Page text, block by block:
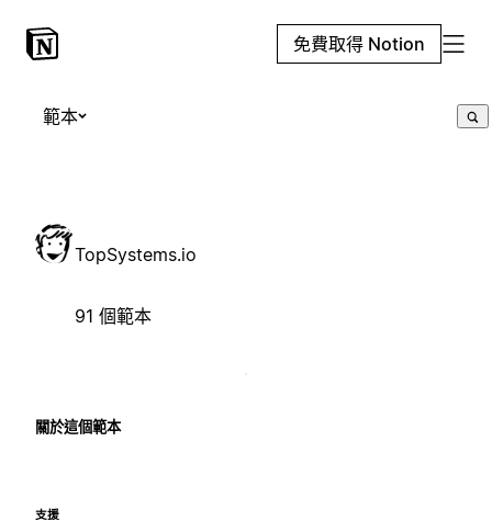
免費取得 Notion
範本
TopSystems.io
91 個範本
關於這個範本
支援